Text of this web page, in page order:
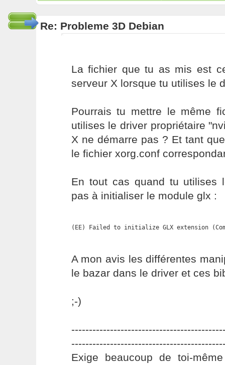
Re: Probleme 3D Debian
La fichier que tu as mis est
serveur X lorsque tu utilises le
Pourrais tu mettre le même
utilises le driver propriétaire
X ne démarre pas ? Et tant
le fichier xorg.conf
En tout cas quand tu utilises
pas à initialiser le module glx :
(EE) Failed to initialize GLX extension
A mon avis les différentes
le bazar dans le driver et ces
;-)
Exige beaucoup de toi-